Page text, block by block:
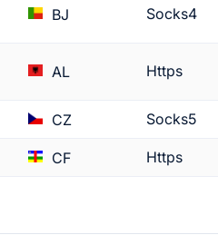
BJ Socks4
AL Https
CZ Socks5
CF Https